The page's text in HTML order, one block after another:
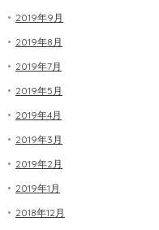
2019年9月
2019年8月
2019年7月
2019年5月
2019年4月
2019年3月
2019年2月
2019年1月
2018年12月